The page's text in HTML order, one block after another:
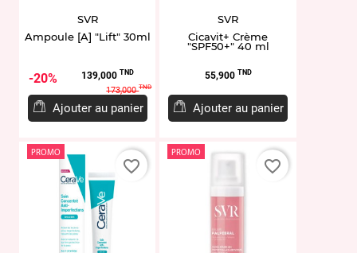
SVR
Ampoule [A] "Lift" 30ml
20% Prix
139,000 TNDPrix
de
base
173,000TND
Ajouter au panier
SVR
Cicavit+ Crème
"SPF50+" 40 ml
Prix
55,900 TND
Ajouter au panier
PROMO
favorite_border
PROMO
favorite_border